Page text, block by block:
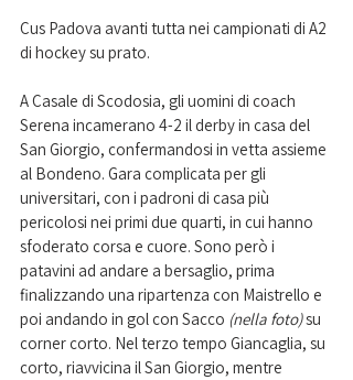
Cus Padova avanti tutta nei campionati di A2
di hockey su prato.
A Casale di Scodosia, gli uomini di coach
Serena incamerano 4-2 il derby in casa del
San Giorgio, confermandosi in vetta assieme
al Bondeno. Gara complicata per gli
universitari, con i padroni di casa più
pericolosi nei primi due quarti, in cui hanno
sfoderato corsa e cuore. Sono però i
patavini ad andare a bersaglio, prima
finalizzando una ripartenza con Maistrello e
poi andando in gol con Sacco (nella foto) su
corner corto. Nel terzo tempo Giancaglia, su
corto, riavvicina il San Giorgio, mentre